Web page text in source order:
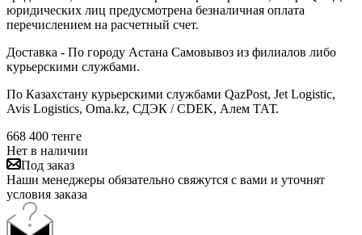
юридических лиц предусмотрена безналичная оплата
перечислением на расчетный счет.
Доставка - По городу Астана Самовывоз из филиалов либо
курьерскими службами.
По Казахстану курьерскими службами QazPost, Jet Logistic,
Avis Logistics, Oma.kz, СДЭК / CDEK, Алем ТАТ.
668 400 тенге
Нет в наличии
Под заказ
Наши менеджеры обязательно свяжутся с вами и уточнят
условия заказа